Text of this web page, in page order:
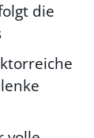
die